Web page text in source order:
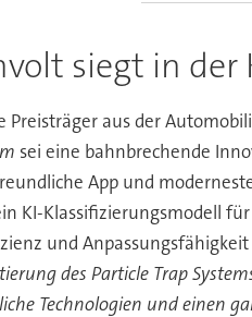
siegt in der
Preisträger aus der
sei eine bahnbrechende
App und
KI-Klassifizierungsmodell
und
des Particle Trap
Technologien und einen